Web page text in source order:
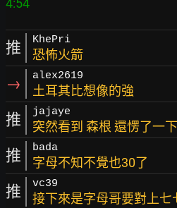
推 KhePri
恐怖火箭
→ alex2619
土耳其比想像的強
推 jajaye
突然看到 森根 還愣了一
推 bada
字母不知不覺也30了
推 vc39
接下來是字母哥要對上七